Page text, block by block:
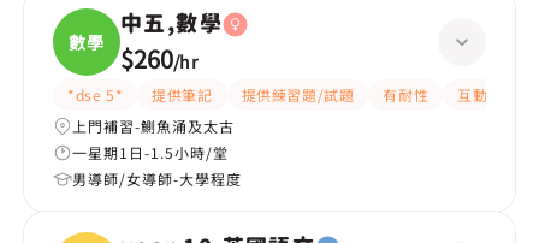
數學
中五,數學
$260/hr
*dse 5* 提供筆記 提供練習題/試題 有耐性
互動教學
上門補習-鰂魚涌及太古
一星期1日-1.5小時/堂
男導師/女導師-大學程度